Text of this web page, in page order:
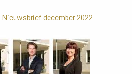
Nieuwsbrief december 2022